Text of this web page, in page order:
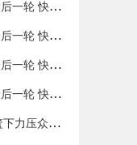
第三节 录像
第四节 录像
第二节 录像
第一节 录像
硬补篮得手